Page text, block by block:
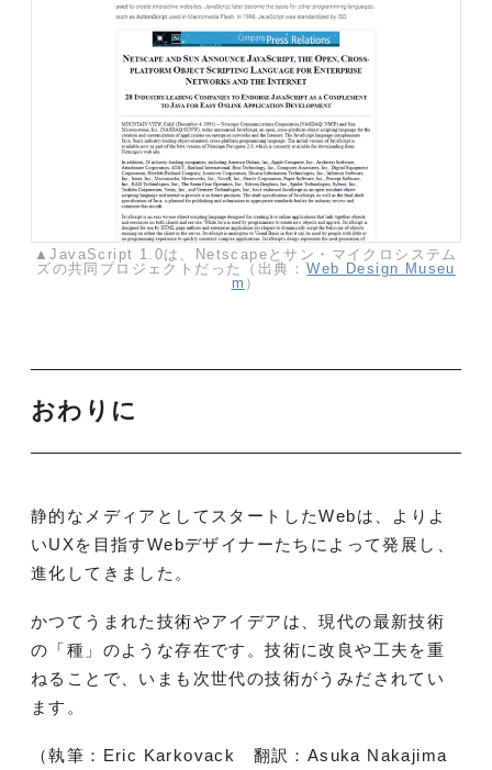
▲JavaScript 1.0は、Netscapeとサン・マイクロシステム
ズの共同プロジェクトだった（出典： Web Design Museu
m ）
おわりに
静的なメディアとしてスタートしたWebは、よりよ
いUXを目指すWebデザイナーたちによって発展し、
進化してきました。
かつてうまれた技術やアイデアは、現代の最新技術
の「種」のような存在です。技術に改良や工夫を重
ねることで、いまも次世代の技術がうみだされてい
ます。
（執筆：Eric Karkovack 翻訳：Asuka Nakajima